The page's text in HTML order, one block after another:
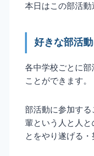
本日はこの部活動
好きな部活
各中学校ごとに
ことができます。
部活動に参加す
輩という人と人
とをやり遂げる